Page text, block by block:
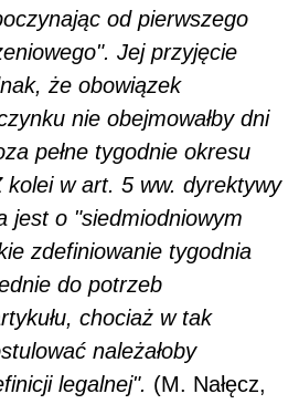
od pierwszego
Jej przyjęcie
że obowiązek
nie obejmowałby dni
pełne tygodnie okresu
kolei w art. 5 ww. dyrektywy
jest o "siedmiodniowym
zdefiniowanie tygodnia
do potrzeb
chociaż w tak
należałoby
legalnej". (M. Nałęcz,